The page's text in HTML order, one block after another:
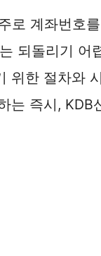
로 계좌번호
되돌리기 어
위한 절차와
는 즉시, KDB